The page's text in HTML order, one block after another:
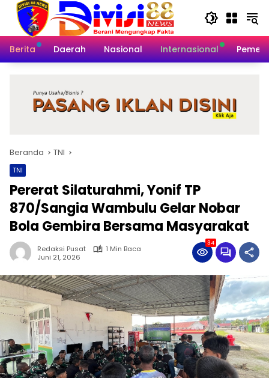
Langsung
konten
Berita
Daerah Nasional Internasional
Beranda TNI
TNI
Pererat Silaturahmi, ‎Yonif TP
870/Sangia Wambulu Gelar Nobar
Bola Gembira Bersama Masyarakat
Redaksi Pusat
1 Min Baca
Juni 21, 2026
34